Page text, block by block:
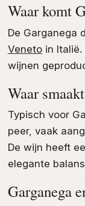
Waar komt
De Garganega
Venetoin Italië.
wijnen
Waar
Typisch voor
peer, vaak
De wijn heeft
elegante
Garganega